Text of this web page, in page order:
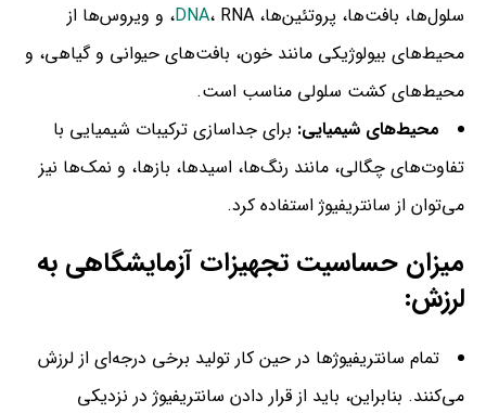
سلول‌ها، بافت‌ها، پروتئین‌ها،
DNA، RNA، و ویروس‌ها از
محیط‌های بیولوژیکی مانند خون، بافت‌های حیوانی و گیاهی، و
محیط‌های کشت سلولی مناسب است.
محیط‌های شیمیایی: برای جداسازی ترکیبات شیمیایی با
تفاوت‌های چگالی، مانند رنگ‌ها، اسیدها، بازها، و نمک‌ها نیز
می‌توان از سانتریفیوژ استفاده کرد.
میزان حساسیت تجهیزات آزمایشگاهی به
لرزش:
تمام سانتریفیوژ‌ها در حین کار تولید برخی درجه‌ای از لرزش
می‌کنند. بنابراین، باید از قرار دادن سانتریفیوژ در نزدیکی